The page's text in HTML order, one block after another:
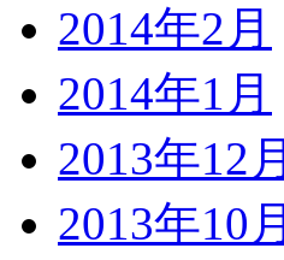
2014年2月
2014年1月
2013年12月
2013年10月